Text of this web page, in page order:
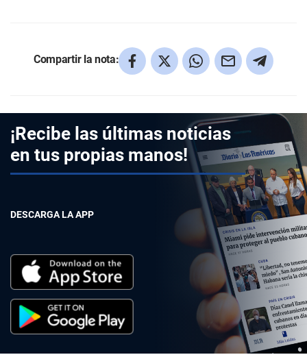
Compartir la nota:
¡Recibe las últimas noticias
en tus propias manos!
DESCARGA LA APP